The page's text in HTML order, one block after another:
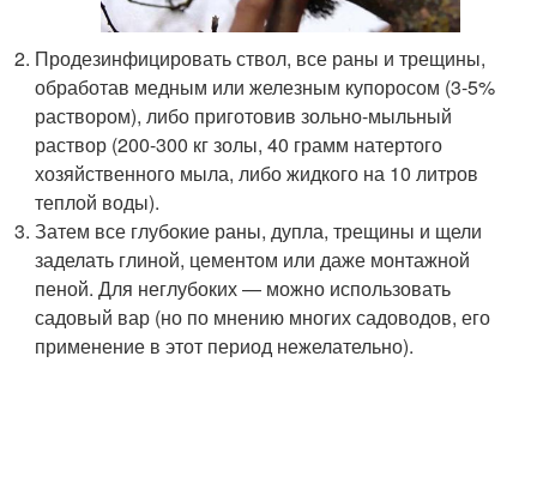
Продезинфицировать ствол, все раны и трещины,
обработав медным или железным купоросом (3-5%
раствором), либо приготовив зольно-мыльный
раствор (200-300 кг золы, 40 грамм натертого
хозяйственного мыла, либо жидкого на 10 литров
теплой воды).
Затем все глубокие раны, дупла, трещины и щели
заделать глиной, цементом или даже монтажной
пеной. Для неглубоких — можно использовать
садовый вар (но по мнению многих садоводов, его
применение в этот период нежелательно).